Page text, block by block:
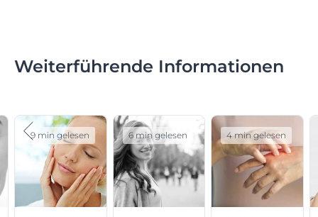
Weiterführende Informationen
9 min gelesen 6 min gelesen 4 min gelesen